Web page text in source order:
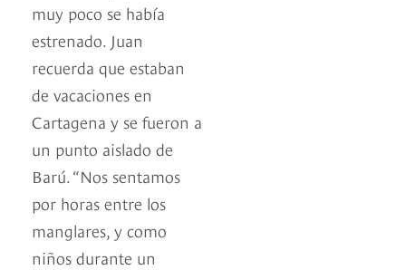
muy poco se había
estrenado. Juan
recuerda que estaban
de vacaciones en
Cartagena y se fueron a
un punto aislado de
Barú. “Nos sentamos
por horas entre los
manglares, y como
niños durante un